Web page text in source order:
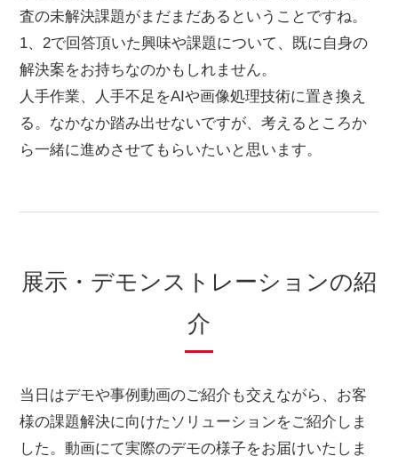
査の未解決課題がまだまだあるということですね。
1、2で回答頂いた興味や課題について、既に自身の
解決案をお持ちなのかもしれません。
人手作業、人手不足をAIや画像処理技術に置き換え
る。なかなか踏み出せないですが、考えるところか
ら一緒に進めさせてもらいたいと思います。
展示・デモンストレーションの紹
介
当日はデモや事例動画のご紹介も交えながら、お客
様の課題解決に向けたソリューションをご紹介しま
した。動画にて実際のデモの様子をお届けいたしま